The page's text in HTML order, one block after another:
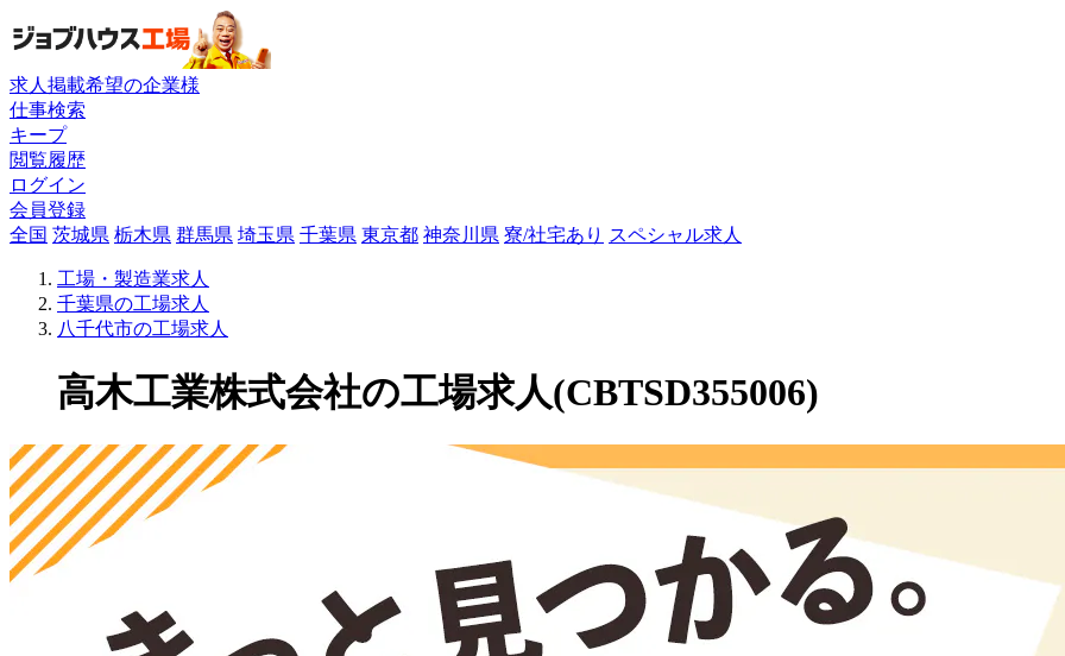
求人掲載希望の企業様
仕事検索
キープ
閲覧履歴
ログイン
会員登録
全国 茨城県 栃木県 群馬県 埼玉県 千葉県 東京都 神奈川県 寮/社宅あり スペシャル求人
工場・製造業求人
千葉県の工場求人
八千代市の工場求人
高木工業株式会社の工場求人(CBTSD355006)